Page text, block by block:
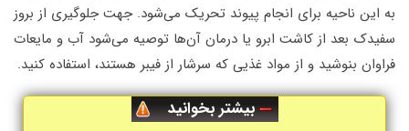
به این ناحیه برای انجام پیوند تحریک می‌شود. جهت جلوگیری از بروز
سفیدک بعد از کاشت ابرو یا درمان آن‌ها توصیه می‌شود آب و مایعات
فراوان بنوشید و از مواد غذیی که سرشار از فیبر هستند، استفاده کنید.
بیشتر بخوانید